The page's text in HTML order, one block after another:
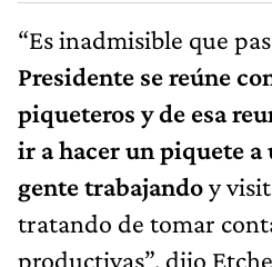
“Es inadmisible que
Presidente se reúne
piqueteros y de esa
ir a hacer un piquete
gente trabajandoy
tratando de tomar
productivas”, dijo